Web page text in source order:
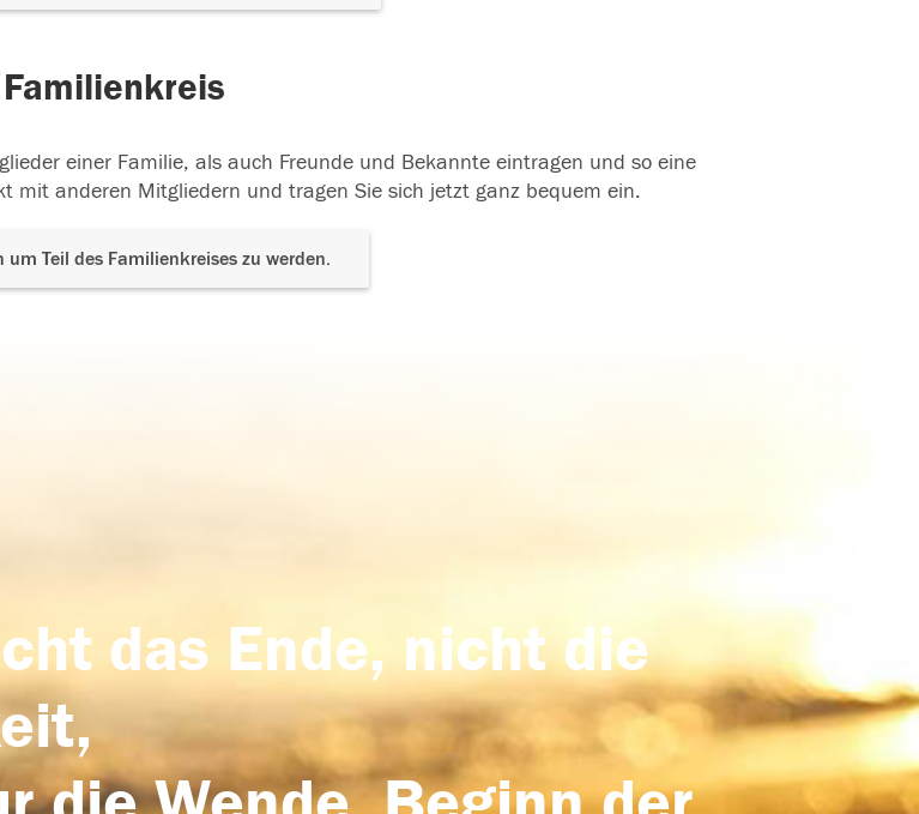
Familienkreis
einer Familie, als auch Freunde und Bekannte eintragen und so eine
mit anderen Mitgliedern und tragen Sie sich jetzt ganz bequem ein.
um Teil des Familienkreises zu werden.
das Ende, nicht die